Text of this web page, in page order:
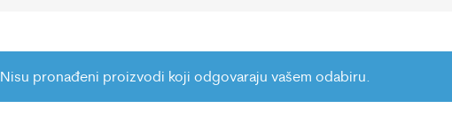
Nisu pronađeni proizvodi koji odgovaraju vašem odabiru.